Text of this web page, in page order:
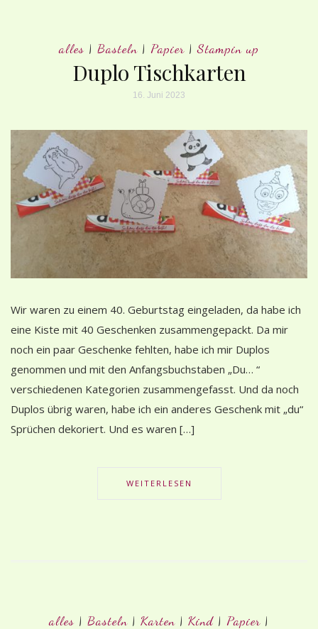
alles | Basteln | Papier |Stampin up
Duplo Tischkarten
16. Juni 2023
Wir waren zu einem 40. Geburtstag eingeladen, da habe ich
eine Kiste mit 40 Geschenken zusammengepackt. Da mir
noch ein paar Geschenke fehlten, habe ich mir Duplos
genommen und mit den Anfangsbuchstaben „Du… “
verschiedenen Kategorien zusammengefasst. Und da noch
Duplos übrig waren, habe ich ein anderes Geschenk mit „du“
Sprüchen dekoriert. Und es waren […]
WEITERLESEN
alles | Basteln | Karten | Kind | Papier |